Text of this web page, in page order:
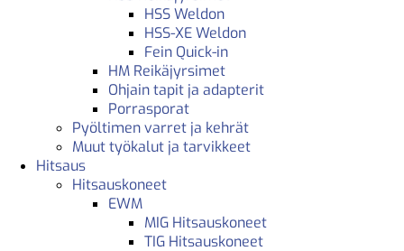
HSS Weldon
HSS-XE Weldon
Fein Quick-in
HM Reikäjyrsimet
Ohjain tapit ja adapterit
Porrasporat
Pyöltimen varret ja kehrät
Muut työkalut ja tarvikkeet
Hitsaus
Hitsauskoneet
EWM
MIG Hitsauskoneet
TIG Hitsauskoneet